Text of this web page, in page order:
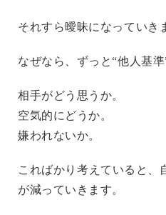
それすら曖昧になっていき
なぜなら、ずっと“他人基
相手がどう思うか。
空気的にどうか。
嫌われないか。
こればかり考えていると、
が減っていきます。